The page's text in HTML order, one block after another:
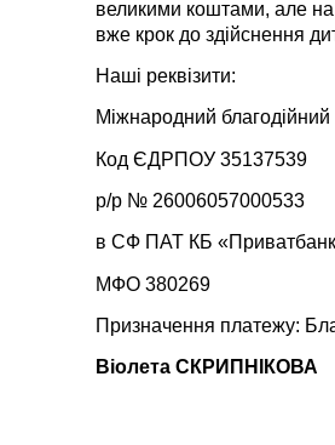
великими коштами, але
вже крок до здійснення
Наші реквізити:
Міжнародний
Код ЄДРПОУ 35137539
р/р № 26006057000533
в СФ ПАТ КБ
МФО 380269
Призначення платежу:
Віолета СКРИПНІКОВА